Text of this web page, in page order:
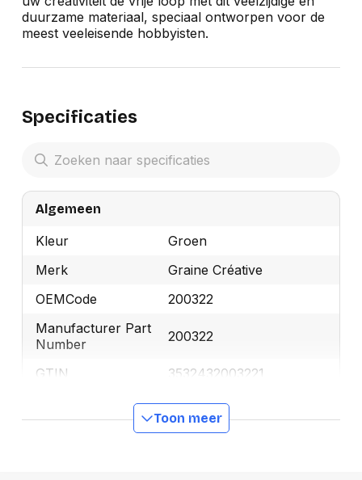
duurzame materiaal, speciaal ontworpen voor de
meest veeleisende hobbyisten.
Specificaties
Algemeen
Kleur
Groen
Merk
Graine Créative
OEMCode
200322
Manufacturer Part
Number
200322
GTIN 3532432003221
Productformaat Toon meer